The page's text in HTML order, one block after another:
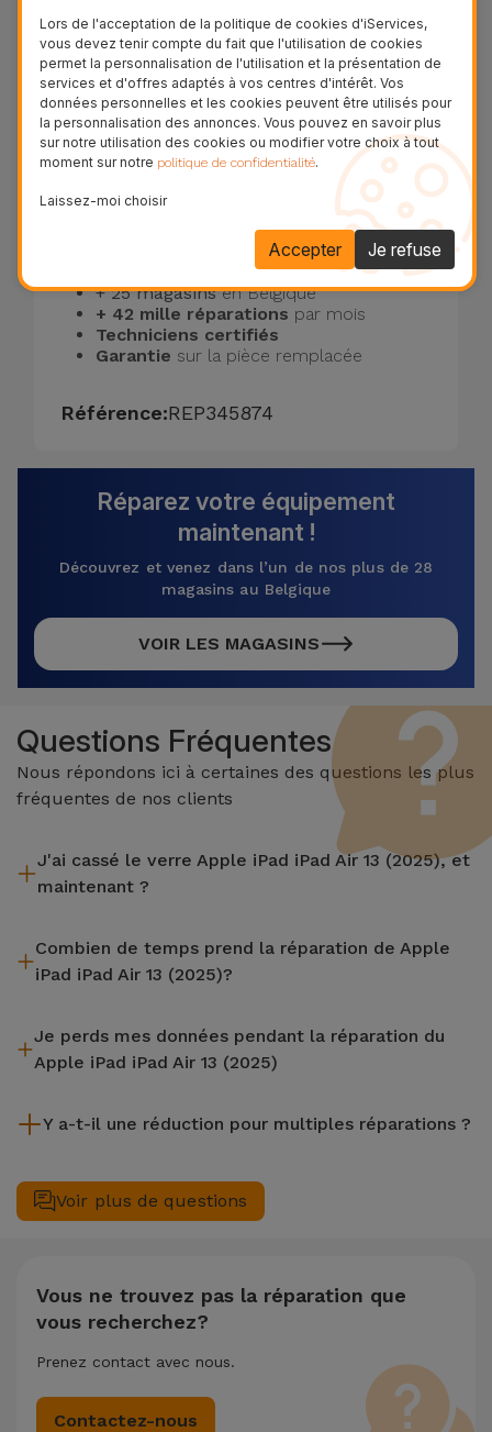
Réparer ou acheter un neuf ?
Réparer l'écran de votre iPad Air 13 (2025)
est beaucoup plus économique que d'acheter
un nouvel appareil. En seulement 20
minutes, vous retrouvez les performances
et évitez un investissement important.
Pourquoi choisir iServices ?
+ 25 magasinsen Belgique
+ 42 mille réparations par mois
Techniciens certifiés
Garantie sur la pièce remplacée
Référence:REP345874
Réparez votre équipement
maintenant !
Découvrez et venez dans l’un de nos plus de 28
magasins au Belgique
VOIR LES MAGASINS
Questions Fréquentes
Nous répondons ici à certaines des questions les plus
fréquentes de nos clients
J'ai cassé le verre Apple iPad iPad Air 13 (2025), et
maintenant ?
de 2 ans. Trouvez le magasin le plus proche.
Combien de temps prend la réparation de Apple
iPad iPad Air 13 (2025)?
l'écran, sont effectuées en environ 20 à 30 minutes.
Je perds mes données pendant la réparation du
Apple iPad iPad Air 13 (2025)
il est toujours recommandé de faire une sauvegarde. La page
des fichiers.
Y a-t-il une réduction pour multiples réparations ?
complète de votre équipement. Si votre Apple iPad iPad Air
13 (2025) nécessite deux ou plusieurs interventions
chère.
Voir plus de questions
Vous ne trouvez pas la réparation que
vous recherchez?
Prenez contact avec nous.
Contactez-nous
Lors de l'acceptation de la politique de cookies d'iServices,
vous devez tenir compte du fait que l'utilisation de cookies
permet la personnalisation de l'utilisation et la présentation de
services et d'offres adaptés à vos centres d'intérêt. Vos
données personnelles et les cookies peuvent être utilisés pour
la personnalisation des annonces. Vous pouvez en savoir plus
sur notre utilisation des cookies ou modifier votre choix à tout
moment sur notre politique de confidentialité.
Laissez-moi choisir
Je refuse
Accepter